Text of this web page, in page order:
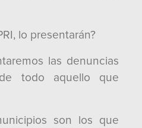
lo presentarán?
las denuncias
de todo aquello que
son los que